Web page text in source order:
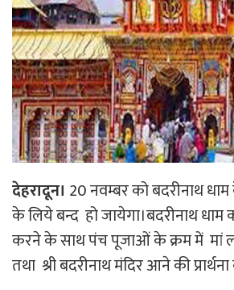
देहरादून। 20 नवम्बर को बदरीनाथ
के लिये बन्द हो जायेगा।बदरीनाथ धाम
करने के साथ पंच पूजाओं के क्रम में मां
तथा श्री बदरीनाथ मंदिर आने की